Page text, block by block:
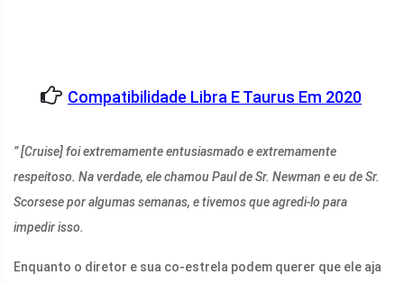
Compatibilidade Libra E Taurus Em 2020
” [Cruise] foi extremamente entusiasmado e extremamente
respeitoso. Na verdade, ele chamou Paul de Sr. Newman e eu de Sr.
Scorsese por algumas semanas, e tivemos que agredi-lo para
impedir isso.
Enquanto o diretor e sua co-estrela podem querer que ele aja